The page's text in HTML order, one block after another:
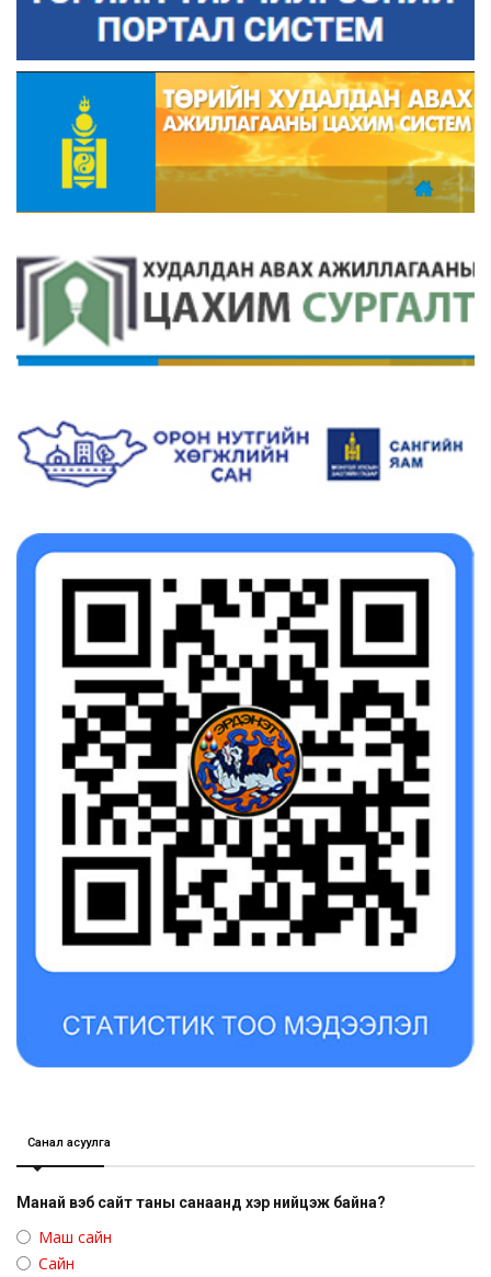
Санал асуулга
Манай вэб сайт таны санаанд хэр нийцэж байна?
Маш сайн
Сайн